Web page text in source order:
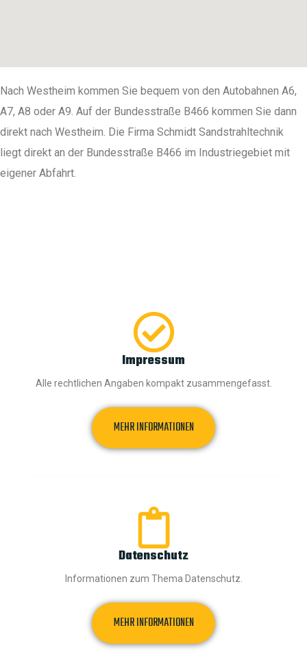
Nach Westheim kommen Sie bequem von den Autobahnen A6,
A7, A8 oder A9. Auf der Bundesstraße B466 kommen Sie dann
direkt nach Westheim. Die Firma Schmidt Sandstrahltechnik
liegt direkt an der Bundesstraße B466 im Industriegebiet mit
eigener Abfahrt.
Impressum
Alle rechtlichen Angaben kompakt zusammengefasst.
MEHR INFORMATIONEN
Datenschutz
Informationen zum Thema Datenschutz.
MEHR INFORMATIONEN